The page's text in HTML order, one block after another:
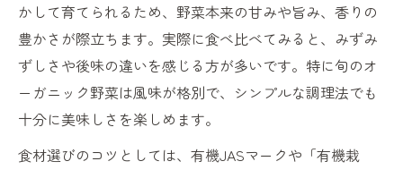
かして育てられるため、野菜本来の甘みや旨み、香りの
豊かさが際立ちます。実際に食べ比べてみると、みずみ
ずしさや後味の違いを感じる方が多いです。特に旬のオ
ーガニック野菜は風味が格別で、シンプルな調理法でも
十分に美味しさを楽しめます。
食材選びのコツとしては、有機JASマークや「有機栽